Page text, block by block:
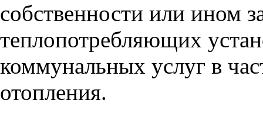
собственности или ином
теплопотребляющих
коммунальных услуг в
отопления.